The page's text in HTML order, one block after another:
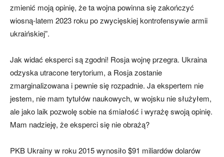
zmienić moją opinię, że ta wojna powinna się zakończyć
wiosną-latem 2023 roku po zwycięskiej kontrofensywie armii
ukraińskiej”.
Jak widać eksperci są zgodni! Rosja wojnę przegra. Ukraina
odzyska utracone terytorium, a Rosja zostanie
zmarginalizowana i pewnie się rozpadnie. Ja ekspertem nie
jestem, nie mam tytułów naukowych, w wojsku nie służyłem,
ale jako laik pozwolę sobie na śmiałość i wyrażę swoją opinię.
Mam nadzieję, że eksperci się nie obrażą?
PKB Ukrainy w roku 2015 wynosiło $91 miliardów dolarów